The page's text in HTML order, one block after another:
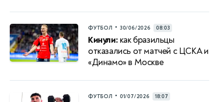
ФУТБОЛ • 30/06/2026 08:03
Кинули: как бразильцы
отказались от матчей с ЦСКА и
«Динамо» в Москве
ФУТБОЛ • 01/07/2026 18:07